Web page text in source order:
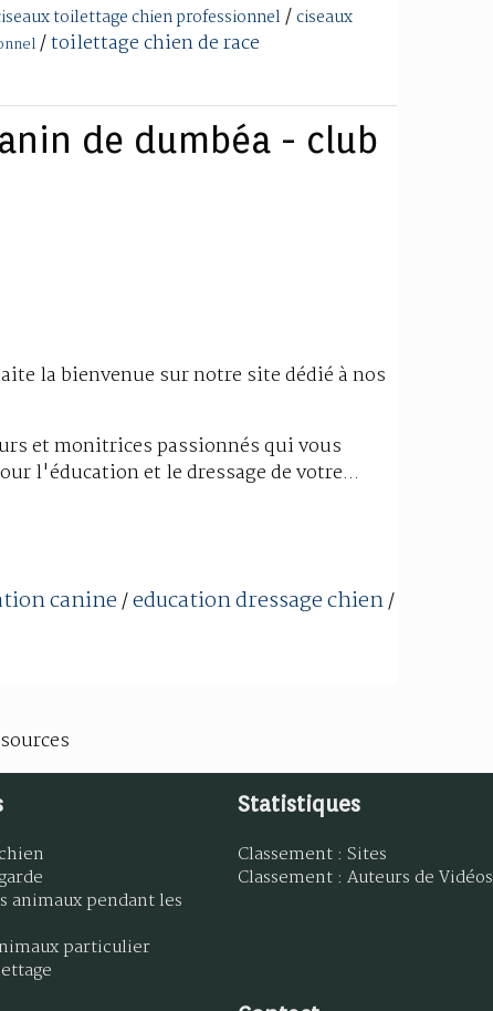
toilettage chien professionnel / ciseaux
/toilettage chien de race
de dumbéa - club
la bienvenue sur notre site dédié à nos
et monitrices passionnés qui vous
l'éducation et le dressage de votre...
canine/education dressage chien/
animaux pendant les
particulier
Statistiques
Classement : Sites
Classement : Auteurs de Vidéos